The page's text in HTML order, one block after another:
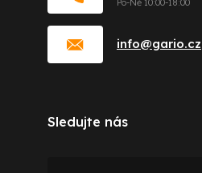
info@gario.cz
Sledujte nás